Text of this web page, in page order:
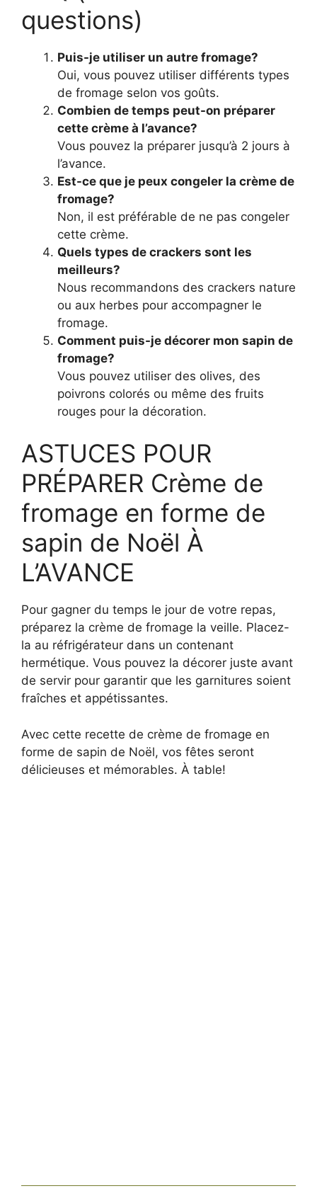
questions)
Puis-je utiliser un autre fromage?
Oui, vous pouvez utiliser différents types
de fromage selon vos goûts.
Combien de temps peut-on préparer
cette crème à l’avance?
Vous pouvez la préparer jusqu’à 2 jours à
l’avance.
Est-ce que je peux congeler la crème de
fromage?
Non, il est préférable de ne pas congeler
cette crème.
Quels types de crackers sont les
meilleurs?
Nous recommandons des crackers nature
ou aux herbes pour accompagner le
fromage.
Comment puis-je décorer mon sapin de
fromage?
Vous pouvez utiliser des olives, des
poivrons colorés ou même des fruits
rouges pour la décoration.
ASTUCES POUR
PRÉPARER Crème de
fromage en forme de
sapin de Noël À
L’AVANCE
Pour gagner du temps le jour de votre repas,
préparez la crème de fromage la veille. Placez-
la au réfrigérateur dans un contenant
hermétique. Vous pouvez la décorer juste avant
de servir pour garantir que les garnitures soient
fraîches et appétissantes.
Avec cette recette de crème de fromage en
forme de sapin de Noël, vos fêtes seront
délicieuses et mémorables. À table!